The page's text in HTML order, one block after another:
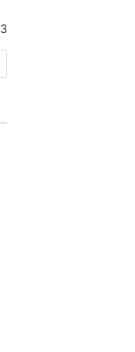
3 متوفر في المخزون